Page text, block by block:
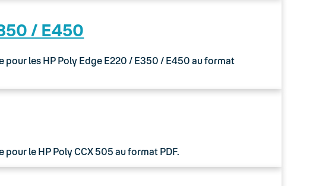
/ E450
les HP Poly Edge E220 / E350 / E450 au format
le HP Poly CCX 505 au format PDF.